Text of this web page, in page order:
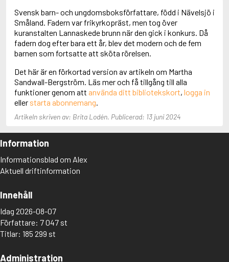
Adolfsson, Gunnar
Adolfsson, Josefine
Adolfsson, Maria
Adolphsen, Peter
Svensk barn- och ungdomsboksförfattare, född i Nävelsjö i
Småland. Fadern var frikyrkopräst, men tog över
kuranstalten Lannaskede brunn när den gick i konkurs. Då
fadern dog efter bara ett år, blev det modern och de fem
barnen som fortsatte att sköta rörelsen.
Det här är en förkortad version av artikeln om Martha
Sandwall-Bergström. Läs mer och få tillgång till alla
funktioner genom att använda ditt bibliotekskort, logga in
eller starta abonnemang.
Artikeln skriven av: Brita Lodén. Publicerad: 13 juni 2024
Information
Informationsblad om Alex
Aktuell driftinformation
Innehåll
Idag 2026-08-07
Författare: 7 047 st
Titlar: 185 299 st
Administration